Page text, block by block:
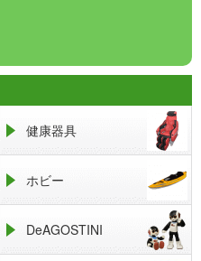
健康器具
ホビー
DeAGOSTINI